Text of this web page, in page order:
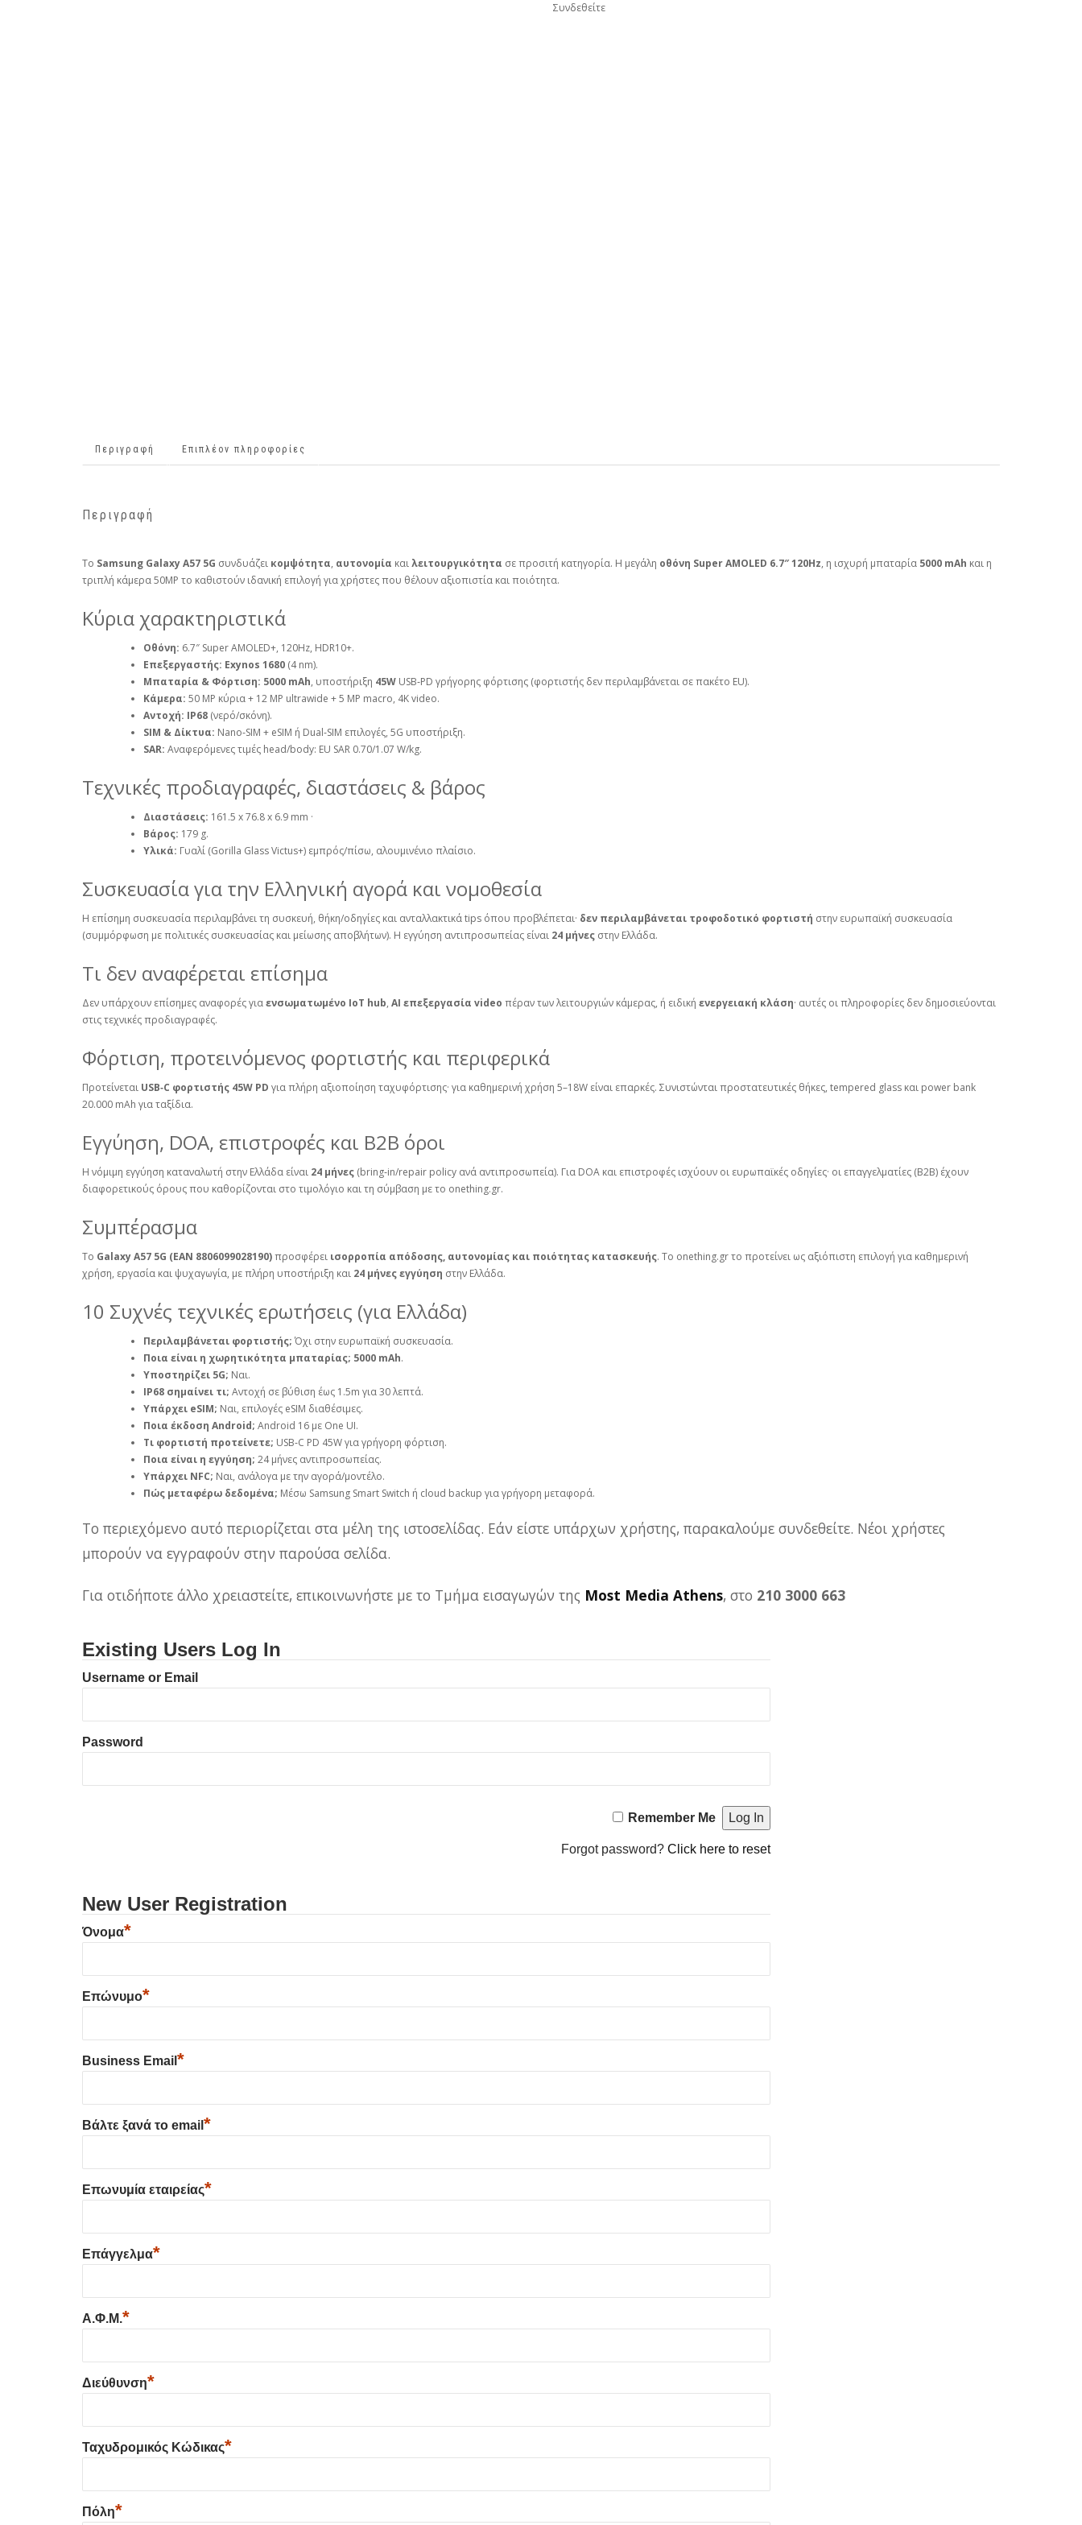
Συνδεθείτε
Περιγραφή Επιπλέον πληροφορίες
Περιγραφή
Το Samsung Galaxy A57 5G συνδυάζει κομψότητα, αυτονομία καιλειτουργικότητα σε προσιτή κατηγορία. Η μεγάλη οθόνη Super AMOLED 6.7″ 120Hz, η ισχυρή μπαταρία 5000 mAh και η
τριπλή κάμερα 50MP το καθιστούν ιδανική επιλογή για χρήστες που θέλουν αξιοπιστία και ποιότητα.
Κύρια χαρακτηριστικά
Οθόνη: 6.7″ Super AMOLED+, 120Hz, HDR10+.
Επεξεργαστής: Exynos 1680 (4 nm).
Μπαταρία & Φόρτιση: 5000 mAh, υποστήριξη 45W USB‑PD γρήγορης φόρτισης (φορτιστής δεν περιλαμβάνεται σε πακέτο EU).
Κάμερα: 50 MP κύρια + 12 MP ultrawide + 5 MP macro, 4K video.
Αντοχή: IP68 (νερό/σκόνη).
SIM & Δίκτυα: Nano‑SIM + eSIM ή Dual‑SIM επιλογές, 5G υποστήριξη.
SAR: Αναφερόμενες τιμές head/body: EU SAR 0.70/1.07 W/kg.
Τεχνικές προδιαγραφές, διαστάσεις & βάρος
Διαστάσεις: 161.5 x 76.8 x 6.9 mm ·
Βάρος: 179 g.
Υλικά: Γυαλί (Gorilla Glass Victus+) εμπρός/πίσω, αλουμινένιο πλαίσιο.
Συσκευασία για την Ελληνική αγορά και νομοθεσία
Η επίσημη συσκευασία περιλαμβάνει τη συσκευή, θήκη/οδηγίες και ανταλλακτικά tips όπου προβλέπεται· δεν περιλαμβάνεται τροφοδοτικό φορτιστή στην ευρωπαϊκή συσκευασία
(συμμόρφωση με πολιτικές συσκευασίας και μείωσης αποβλήτων). Η εγγύηση αντιπροσωπείας είναι 24 μήνες στην Ελλάδα.
Τι δεν αναφέρεται επίσημα
Δεν υπάρχουν επίσημες αναφορές γιαενσωματωμένο IoT hub, AI επεξεργασία video πέραν των λειτουργιών κάμερας, ή ειδική ενεργειακή κλάση· αυτές οι πληροφορίες δεν δημοσιεύονται
στις τεχνικές προδιαγραφές.
Φόρτιση, προτεινόμενος φορτιστής και περιφερικά
Προτείνεται USB‑C φορτιστής 45W PD για πλήρη αξιοποίηση ταχυφόρτισης· για καθημερινή χρήση 5–18W είναι επαρκές. Συνιστώνται προστατευτικές θήκες, tempered glass και power bank
20.000 mAh για ταξίδια.
Εγγύηση, DOA, επιστροφές και B2B όροι
Η νόμιμη εγγύηση καταναλωτή στην Ελλάδα είναι 24 μήνες (bring‑in/repair policy ανά αντιπροσωπεία). Για DOA και επιστροφές ισχύουν οι ευρωπαϊκές οδηγίες· οι επαγγελματίες (B2B) έχουν
διαφορετικούς όρους που καθορίζονται στο τιμολόγιο και τη σύμβαση με το onething.gr.
Συμπέρασμα
Το Galaxy A57 5G (EAN 8806099028190)προσφέρει ισορροπία απόδοσης, αυτονομίας και ποιότητας κατασκευής. Το onething.gr το προτείνει ως αξιόπιστη επιλογή για καθημερινή
χρήση, εργασία και ψυχαγωγία, με πλήρη υποστήριξη και 24 μήνες εγγύηση στην Ελλάδα.
10 Συχνές τεχνικές ερωτήσεις (για Ελλάδα)
Περιλαμβάνεται φορτιστής;Όχι στην ευρωπαϊκή συσκευασία.
Ποια είναι η χωρητικότητα μπαταρίας; 5000 mAh.
Υποστηρίζει 5G; Ναι.
IP68 σημαίνει τι; Αντοχή σε βύθιση έως 1.5m για 30 λεπτά.
Υπάρχει eSIM; Ναι, επιλογές eSIM διαθέσιμες.
Ποια έκδοση Android; Android 16 με One UI.
Τι φορτιστή προτείνετε; USB‑C PD 45W για γρήγορη φόρτιση.
Ποια είναι η εγγύηση; 24 μήνες αντιπροσωπείας.
Υπάρχει NFC; Ναι, ανάλογα με την αγορά/μοντέλο.
Πώς μεταφέρω δεδομένα; Μέσω Samsung Smart Switch ή cloud backup για γρήγορη μεταφορά.
Το περιεχόμενο αυτό περιορίζεται στα μέλη της ιστοσελίδας. Εάν είστε υπάρχων χρήστης, παρακαλούμε συνδεθείτε. Νέοι χρήστες
μπορούν να εγγραφούν στην παρούσα σελίδα.
Για οτιδήποτε άλλο χρειαστείτε, επικοινωνήστε με το Τμήμα εισαγωγών της Most Media Athens, στο 210 3000 663
Existing Users Log In
Username or Email
Password
Remember Me
Forgot password? Click here to reset
New User Registration
Όνομα*
Επώνυμο*
Business Email *
Βάλτε ξανά το email *
Επωνυμία εταιρείας*
Επάγγελμα*
Α.Φ.Μ.*
Διεύθυνση*
Ταχυδρομικός Κώδικας*
Πόλη*